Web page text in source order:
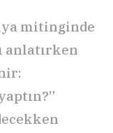
mitinginde
anlatırken